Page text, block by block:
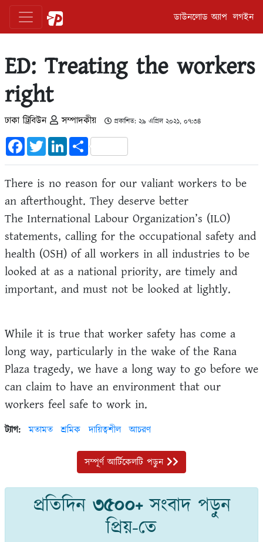
ডাউনলোড অ্যাপ লগইন
ED: Treating the workers
right
ঢাকা ট্রিবিউন সম্পাদকীয় প্রকাশিত: ২৯ এপ্রিল ২০২১, ০৭:৩৪
FacebookTwitterLinkedInShare
There is no reason for our valiant workers to be
an afterthought. They deserve better
The International Labour Organization’s (ILO)
statements, calling for the occupational safety and
health (OSH) of all workers in all industries to be
looked at as a national priority, are timely and
important, and must not be looked at lightly.
While it is true that worker safety has come a
long way, particularly in the wake of the Rana
Plaza tragedy, we have a long way to go before we
can claim to have an environment that our
workers feel safe to work in.
ট্যাগ: মতামত শ্রমিক দায়িত্বশীল আচরণ
সম্পূর্ণ আর্টিকেলটি পড়ুন
প্রতিদিন ৩৫০০+সংবাদ পড়ুন
প্রিয়-তে